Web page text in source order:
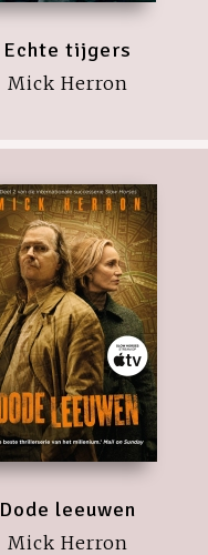
Echte tijgers
Mick Herron
Dode leeuwen
Mick Herron